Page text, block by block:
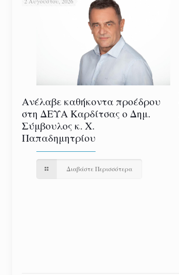
Ανέλαβε καθήκοντα προέδρου
στη ΔΕΥΑ Καρδίτσας ο Δημ.
Σύμβουλος κ. Χ.
Παπαδημητρίου
Διαβάστε Περισσότερα